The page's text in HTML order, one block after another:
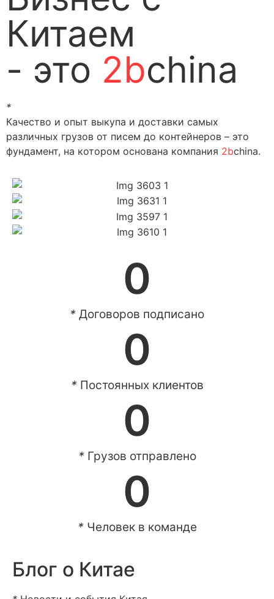
Китаем
- это 2bchina
*
Качество и опыт выкупа и доставки самых
различных грузов от писем до контейнеров – это
фундамент, на котором основана компания 2bchina.
0
* Договоров подписано
0
*Постоянных клиентов
0
*Грузов отправлено
0
*Человек в команде
Блог о Китае